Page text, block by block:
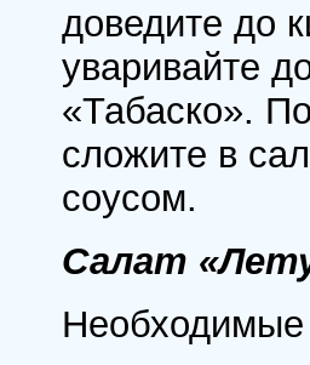
доведите до
уваривайте
«Табаско».
сложите в
соусом.
Салат
Необходимые